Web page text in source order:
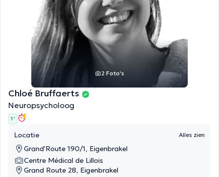
2 Foto's
Chloé Bruffaerts
Neuropsycholoog
1 '
Locatie Alles zien
Grand'Route 190/1, Eigenbrakel
Centre Médical de Lillois
Grand Route 28, Eigenbrakel